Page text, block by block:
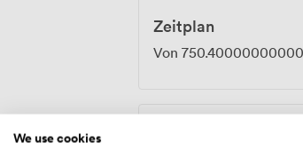
Zeitplan
Von
We use cookies